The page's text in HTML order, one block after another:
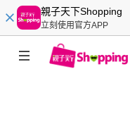
親子天下Shopping
立刻使用官方APP